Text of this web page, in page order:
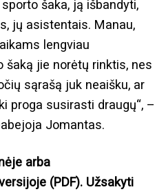
šaka, ją išbandyti,
jų asistentais. Manau,
lengviau
šaką jie norėtų rinktis, nes
sąrašą juk neaišku, ar
proga susirasti draugų“, –
Jomantas.
arba
(PDF). Užsakyti